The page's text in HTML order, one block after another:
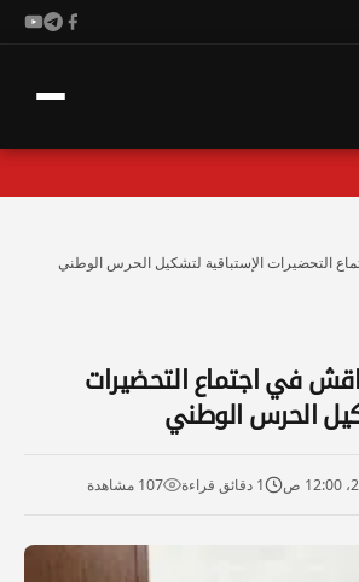
التحضيرات الإستباقية لتشكيل الحرس الوطني
في اجتماع التحضيرات
الحرس الوطني
1 دقائق قراءة 107 مشاهدة